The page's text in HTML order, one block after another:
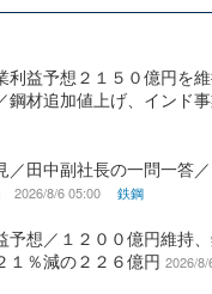
利益予想２１５０億円を
鋼材追加値上げ、インド
／田中副社長の一問一答
2026/8/6 05:00 鉄鋼
予想／１２００億円維持
１％減の２２６億円 2026/